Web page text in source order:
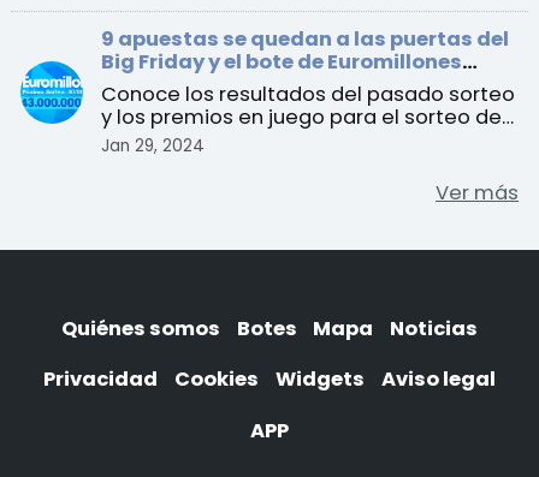
9 apuestas se quedan a las puertas del
Big Friday y el bote de Euromillones
alcanza los 143 millones de euros
Conoce los resultados del pasado sorteo
y los premios en juego para el sorteo del
martes 30 de enero
Jan 29, 2024
Ver más
Quiénes somos Botes Mapa
Noticias
Privacidad
Cookies Widgets
Aviso legal
APP